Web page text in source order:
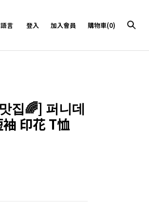
語言 登入 加入會員 購物車(0)
집🌈] 퍼니데
印花 T恤